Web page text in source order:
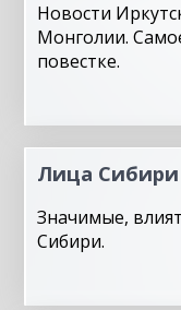
Новости
Монголии.
повестке.
Лица Сибири
Значимые,
Сибири.